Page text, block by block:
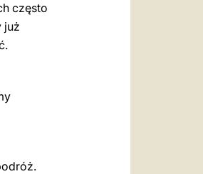
często
już